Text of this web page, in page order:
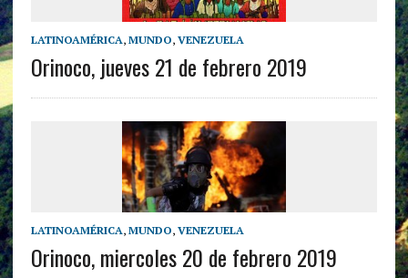
LATINOAMÉRICA, MUNDO, VENEZUELA
Orinoco, jueves 21 de febrero 2019
LATINOAMÉRICA, MUNDO, VENEZUELA
Orinoco, miercoles 20 de febrero 2019